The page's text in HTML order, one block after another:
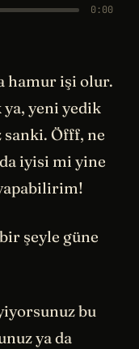
0:00
hamur işi olur.
yeni yedik
sanki. Öfff, ne
iyisi mi yine
şeyle güne
bu
ya da